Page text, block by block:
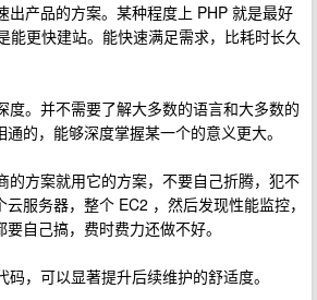
出产品的方案。某种程度上 PHP 就是最好
能更快建站。能快速满足需求，比耗时长久
度。并不需要了解大多数的语言和大多数的
的，能够深度掌握某一个的意义更大。
的方案就用它的方案，不要自己折腾，犯不
服务器，整个 EC2 ，然后发现性能监控，
自己搞，费时费力还做不好。
，可以显著提升后续维护的舒适度。